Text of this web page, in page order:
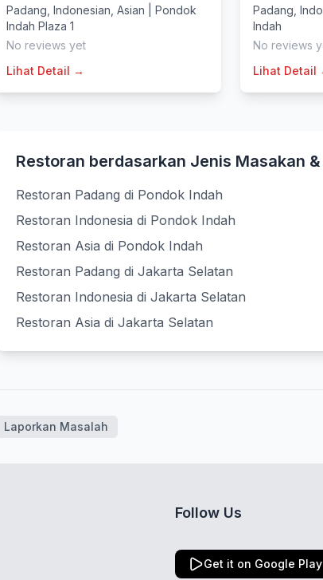
Padang Indonesian Asian
Pondok
Indah Plaza 1
No reviews yet
Lihat Detail →
Padang
Indah
No reviews
Lihat Detail
Restoran berdasarkan Jenis Masakan
Restoran Padang di Pondok Indah
Restoran Indonesia di Pondok Indah
Restoran Asia di Pondok Indah
Restoran Padang di Jakarta Selatan
Restoran Indonesia di Jakarta Selatan
Restoran Asia di Jakarta Selatan
Laporkan Masalah
Follow Us
Get it on Google Play